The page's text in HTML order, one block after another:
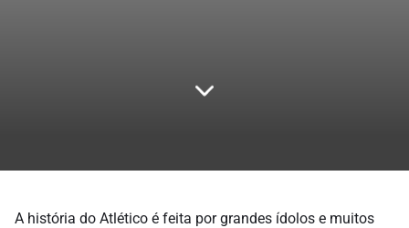
A história do Atlético é feita por grandes ídolos e muitos